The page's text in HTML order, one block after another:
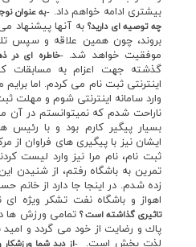
بيشتري ادامه خواهم داد. -به عنوان
چه توصيه اي داريد؟به آنها پيشنهاد
بروند، چون همين علاقه و سپس
موفقيت خواهد شد.-خاطره اي در
گذشته جهت اعزام به
اينترنتي ثبت نام مي كردم. اما
وارد سامانه اينترنتي شوم و مهلت
ناراحت شدم كه نميتوانستم در
بسيار پيگير كارم بود و با رئيس
ايشان نيز با پيگيري هاي فراوان از
ثبت نام، نام مرا نيز وارد ليست
تمرين به باشگاه رفتم، از شنيدن
زده شدم. در اينجا جا دارد از خانم
اهواز و باشگاه نفت تشكر ويژه اي
تاثيري گذاشته است ؟ تمامي ورزش ها
پاك و رضايت از خود مي گردد و اميد
لذت بخش است.
-از ديد شما